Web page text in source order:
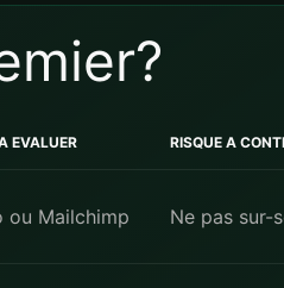
EVALUER RISQUE A
ou Mailchimp Ne pas sur-